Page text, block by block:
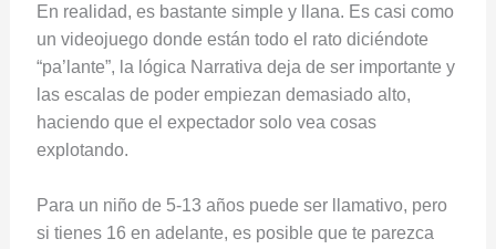
En realidad, es bastante simple y llana. Es casi como
un videojuego donde están todo el rato diciéndote
“pa’lante”, la lógica Narrativa deja de ser importante y
las escalas de poder empiezan demasiado alto,
haciendo que el expectador solo vea cosas
explotando.
Para un niño de 5-13 años puede ser llamativo, pero
si tienes 16 en adelante, es posible que te parezca